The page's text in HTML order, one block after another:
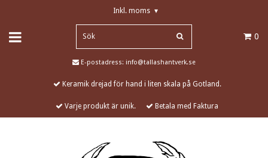
Inkl. moms ▾
0
E-postadress: info@tallashantverk.se
Keramik drejad för hand i liten skala på Gotland.
Varje produkt är unik. Betala med Faktura